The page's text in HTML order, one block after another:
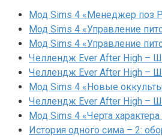
Мод Sims 4 «Менеджер поз
Мод Sims 4 «Управление
Мод Sims 4 «Управление
Челлендж Ever After High –
Челлендж Ever After High –
Мод Sims 4 «Новые
Челлендж Ever After High –
Мод Sims 4 «Черта
История одного сима – 2: